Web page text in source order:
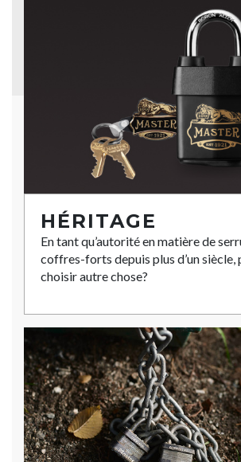
HÉRITAGE
En tant qu’autorité en matière de
coffres-forts depuis plus d’un siècle,
choisir autre chose?